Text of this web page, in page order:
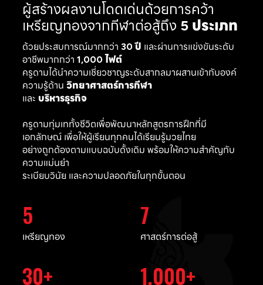
ผู้สร้างผลงานโดดเด่นด้วยการคว้า
เหรียญทองจากกีฬาต่อสู้ถึง 5 ประเภท
ด้วยประสบการณ์มากกว่า 30 ปี และผ่านการแข่งขันระดับ
อาชีพมากกว่า 1,000 ไฟต์
ครูดามได้นำความเชี่ยวชาญระดับสากลมาผสานเข้ากับองค์
ความรู้ด้าน วิทยาศาสตร์การกีฬา
และ บริหารธุรกิจ
ครูดามทุ่มเททั้งชีวิตเพื่อพัฒนาหลักสูตรการฝึกที่มี
เอกลักษณ์ เพื่อให้ผู้เรียนทุกคนได้เรียนรู้มวยไทย
อย่างถูกต้องตามแบบฉบับดั้งเดิม พร้อมให้ความสำคัญกับ
ความแม่นยำ
ระเบียบวินัย และความปลอดภัยในทุกขั้นตอน
5
เหรียญทอง
7
ศาสตร์การต่อสู้
30 1,000